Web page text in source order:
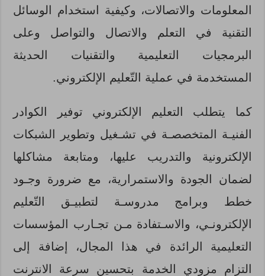
المعلومات والاتصالات، وكيفية استخدام الوسائل
التقنية في التعلم والاتصال والتواصل وعلى
البرمجيات التعليمية والتقنيات الحديثة
المستخدمة في عملية التّعليم الإلكتروني.
كما يتطلب التعليم الإلكتروني توفير الكوادر
الفنيـة المتخصصـة في تشـغيل وتطوير الشبكات
الإلكترونية والتدريب عليها، ومتابعة مشاكلها
لضمان الجودة والاستمرارية، مع ضرورة وجـود
خطط وبرامج مدروسـة لتطبيـق التّعليم
الإلكترونـي، والاسـتفادة مـن تجـارب المؤسسات
التعليمية الرائدة في هذا المجال، إضافة إلى
التزام مزودي الخدمة بتحسين سرعة الانترنت